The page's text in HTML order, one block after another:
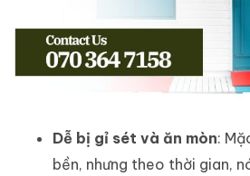
Dễ bị gỉ sét và ăn mòn:
bền, nhưng theo thời gian,